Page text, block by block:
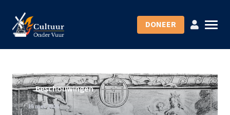
DONEER
Beschouwingen
15 mei 2026